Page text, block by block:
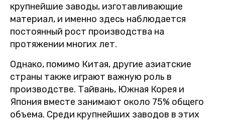
крупнейшие заводы, изготавливающие
материал, и именно здесь наблюдается
постоянный рост производства на
протяжении многих лет.
Однако, помимо Китая, другие азиатские
страны также играют важную роль в
производстве. Тайвань, Южная Корея и
Япония вместе занимают около 75% общего
объема. Среди крупнейших заводов в этих